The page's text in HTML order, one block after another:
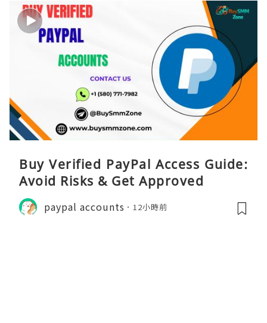
Buy Verified PayPal Access Guide:
Avoid Risks & Get Approved
paypal accounts 12小時前